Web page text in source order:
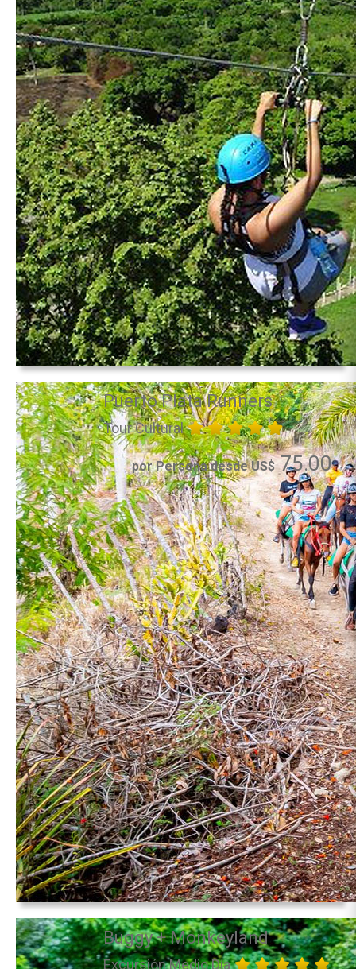
Puerto Plata Runners
Tour Cultural
por Persona desde US$75.00
Buggy + Monkeyland
Excursión Medio Día